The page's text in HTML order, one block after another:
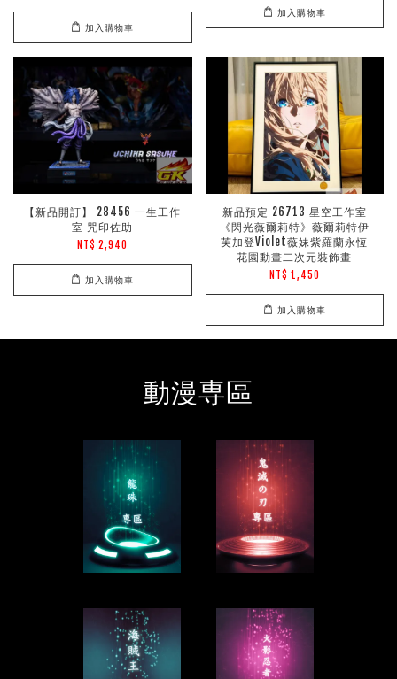
加入購物車
加入購物車
【新品開訂】 28456 一生工作
室 咒印佐助
NT$ 2,940
加入購物車
新品預定 26713 星空工作室
《閃光薇爾莉特》薇爾莉特伊
芙加登Violet薇妹紫羅蘭永恆
花園動畫二次元裝飾畫
NT$ 1,450
加入購物車
動漫専區